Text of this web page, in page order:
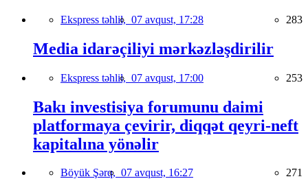
Ekspress təhlil, 07 avqust, 17:28 283
Media idarəçiliyi mərkəzləşdirilir
Ekspress təhlil, 07 avqust, 17:00 253
Bakı investisiya forumunu daimi
platformaya çevirir, diqqət qeyri-neft
kapitalına yönəlir
Böyük Şərq, 07 avqust, 16:27 271